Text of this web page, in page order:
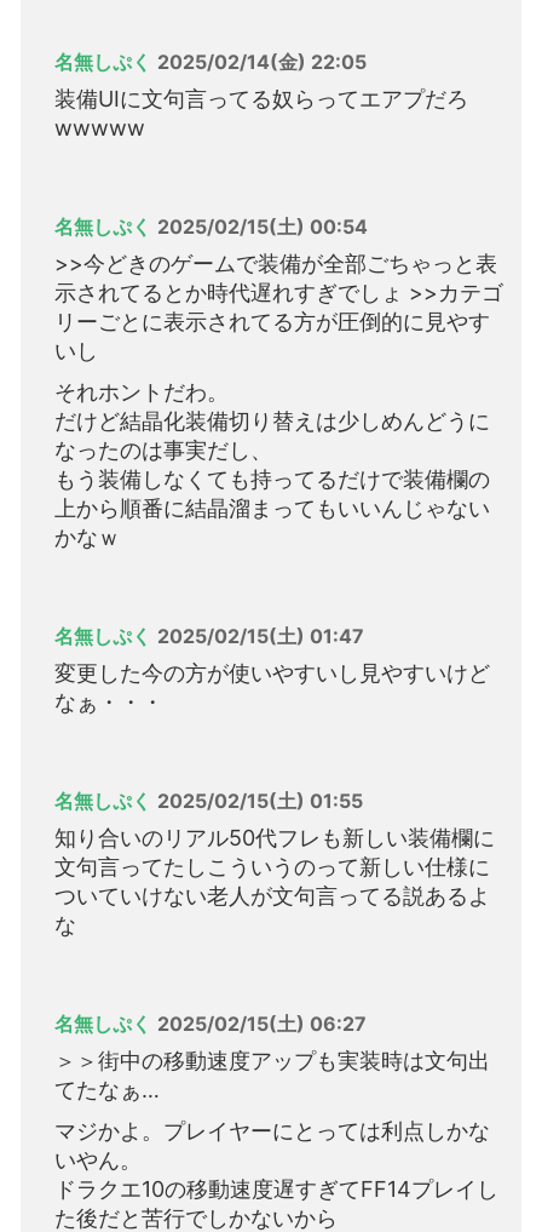
名無しぷく 2025/02/14(金) 22:05
装備UIに文句言ってる奴らってエアプだろ
wwwww
名無しぷく 2025/02/15(土) 00:54
>>今どきのゲームで装備が全部ごちゃっと表
示されてるとか時代遅れすぎでしょ >>カテゴ
リーごとに表示されてる方が圧倒的に見やす
いし
それホントだわ。
だけど結晶化装備切り替えは少しめんどうに
なったのは事実だし、
もう装備しなくても持ってるだけで装備欄の
上から順番に結晶溜まってもいいんじゃない
かなｗ
名無しぷく 2025/02/15(土) 01:47
変更した今の方が使いやすいし見やすいけど
なぁ・・・
名無しぷく 2025/02/15(土) 01:55
知り合いのリアル50代フレも新しい装備欄に
文句言ってたしこういうのって新しい仕様に
ついていけない老人が文句言ってる説あるよ
な
名無しぷく 2025/02/15(土) 06:27
＞＞街中の移動速度アップも実装時は文句出
てたなぁ…
マジかよ。プレイヤーにとっては利点しかな
いやん。
ドラクエ10の移動速度遅すぎてFF14プレイし
た後だと苦行でしかないから